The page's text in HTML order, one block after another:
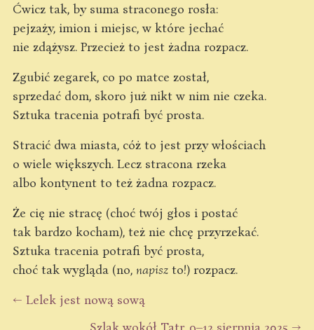
Ćwicz tak, by suma straconego rosła:
pejzaży, imion i miejsc, w które jechać
nie zdążysz. Przecież to jest żadna rozpacz.
Zgubić zegarek, co po matce został,
sprzedać dom, skoro już nikt w nim nie czeka.
Sztuka tracenia potrafi być prosta.
Stracić dwa miasta, cóż to jest przy włościach
o wiele większych. Lecz stracona rzeka
albo kontynent to też żadna rozpacz.
Że cię nie stracę (choć twój głos i postać
tak bardzo kocham), też nie chcę przyrzekać.
Sztuka tracenia potrafi być prosta,
choć tak wygląda (no, napisz to!) rozpacz.
← Lelek jest nową sową
Szlak wokół Tatr, 9–12 sierpnia 2025 →